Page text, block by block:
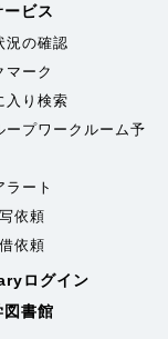
ビス
況の確認
マーク
入り検索
ープワークルーム予
ラート
依頼
依頼
ログイン
図書館